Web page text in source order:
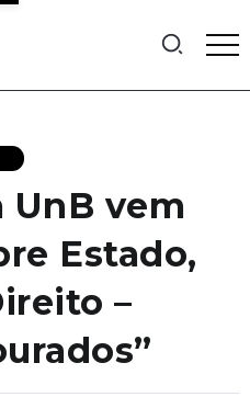
UnB vem
Estado,
–